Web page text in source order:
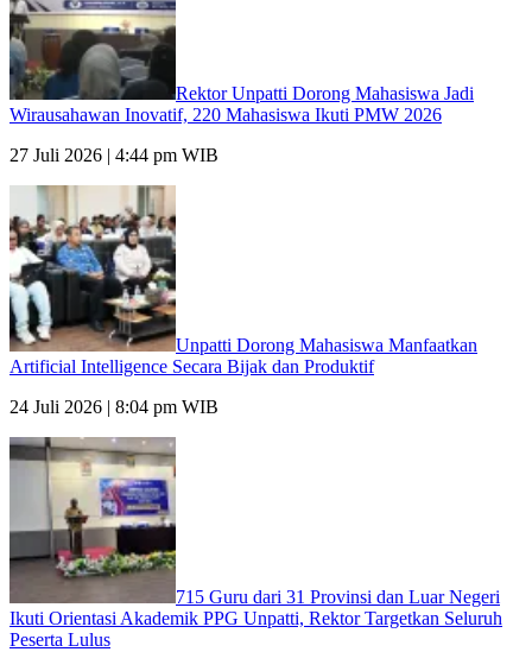
Rektor Unpatti Dorong Mahasiswa Jadi
Wirausahawan Inovatif, 220 Mahasiswa Ikuti PMW 2026
27 Juli 2026 | 4:44 pm WIB
Unpatti Dorong Mahasiswa Manfaatkan
Artificial Intelligence Secara Bijak dan Produktif
24 Juli 2026 | 8:04 pm WIB
715 Guru dari 31 Provinsi dan Luar Negeri
Ikuti Orientasi Akademik PPG Unpatti, Rektor Targetkan Seluruh
Peserta Lulus